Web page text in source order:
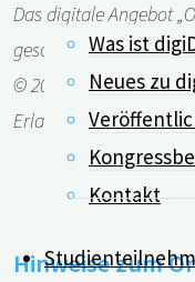
Was ist
Neues zu
Kontakt
Das digitale Angebot
geschützt.
© 2023 Prof. P.
Erlangen-Nürnberg
Hinweise zum